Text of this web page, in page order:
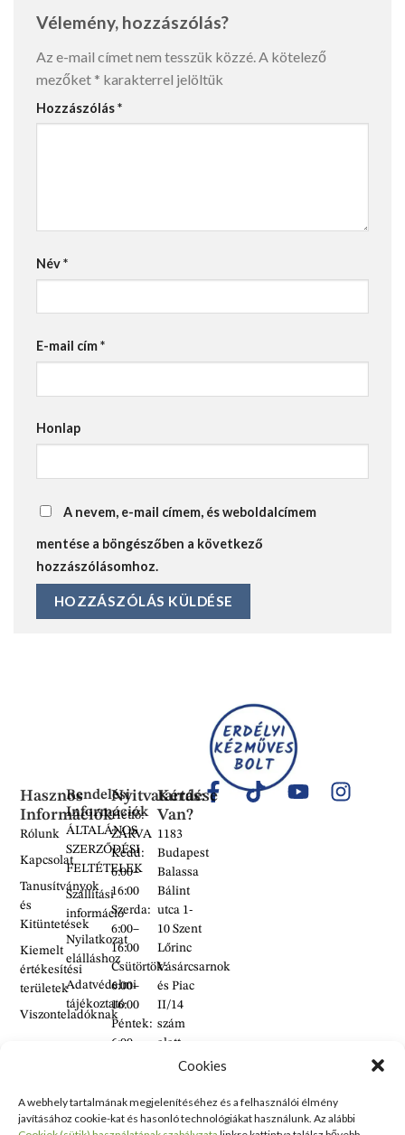
Cookies
A webhely tartalmának megjelenítéséhez és a felhasználói élmény
javításához cookie-kat és hasonló technológiákat használunk. Az alábbi
Vélemény, hozzászólás?
Az e-mail címet nem tesszük közzé. A kötelező
mezőket * karakterrel jelöltük
Hozzászólás*
Név*
E-mail cím*
Honlap
A nevem, e-mail címem, és weboldalcímem
mentése a böngészőben a következő
hozzászólásomhoz.
Hasznos
Információk
Rólunk
Kapcsolat
Tanusítványok
és
Kitüntetések
Kiemelt
értékesítési
területek
Viszonteladóknak
Rendelési
Információk
ÁLTALÁNOS
SZERZŐDÉSI
FELTÉTELEK
Szállítási
információ
Nyilatkozat
elálláshoz
Adatvédelmi
tájékoztató
Kérdése
Van?
1183
Budapest
Balassa
Bálint
utca 1-
10 Szent
Lőrinc
Vásárcsarnok
és Piac
II/14
szám
alatt
található
+36 30
938
Nyitvatartás:
Hétfő:
ZÁRVA
Kedd:
6:00–
16:00
Szerda:
6:00–
16:00
Csütörtök:
6:00–
16:00
Péntek:
6:00–
6:00–
14:00